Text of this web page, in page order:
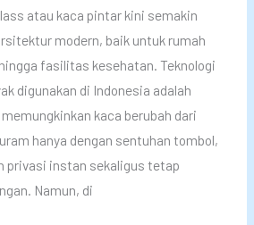
atau kaca pintar kini semakin
modern, baik untuk rumah
fasilitas kesehatan. Teknologi
digunakan di Indonesia adalah
kaca berubah dari
hanya dengan sentuhan tombol,
privasi instan sekaligus tetap
Namun, di